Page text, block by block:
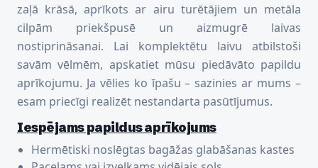
zaļā krāsā, aprīkots ar airu turētājiem un metāla
cilpām priekšpusē un aizmugrē laivas
nostiprināsanai. Lai komplektētu laivu atbilstoši
savām vēlmēm, apskatiet mūsu piedāvāto papildu
aprīkojumu. Ja vēlies ko īpašu – sazinies ar mums –
esam priecīgi realizēt nestandarta pasūtījumus.
Iespējams papildus aprīkojums
Hermētiski noslēgtas bagāžas glabāšanas kastes